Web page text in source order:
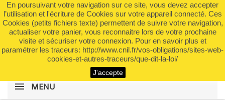
En poursuivant votre navigation sur ce site, vous devez accepter
l’utilisation et l'écriture de Cookies sur votre appareil connecté. Ces
Cookies (petits fichiers texte) permettent de suivre votre navigation,
actualiser votre panier, vous reconnaitre lors de votre prochaine
visite et sécuriser votre connexion. Pour en savoir plus et
paramétrer les traceurs: http://www.cnil.fr/vos-obligations/sites-web-
cookies-et-autres-traceurs/que-dit-la-loi/
J'accepte
 shopping_cart (0)

search
MENU